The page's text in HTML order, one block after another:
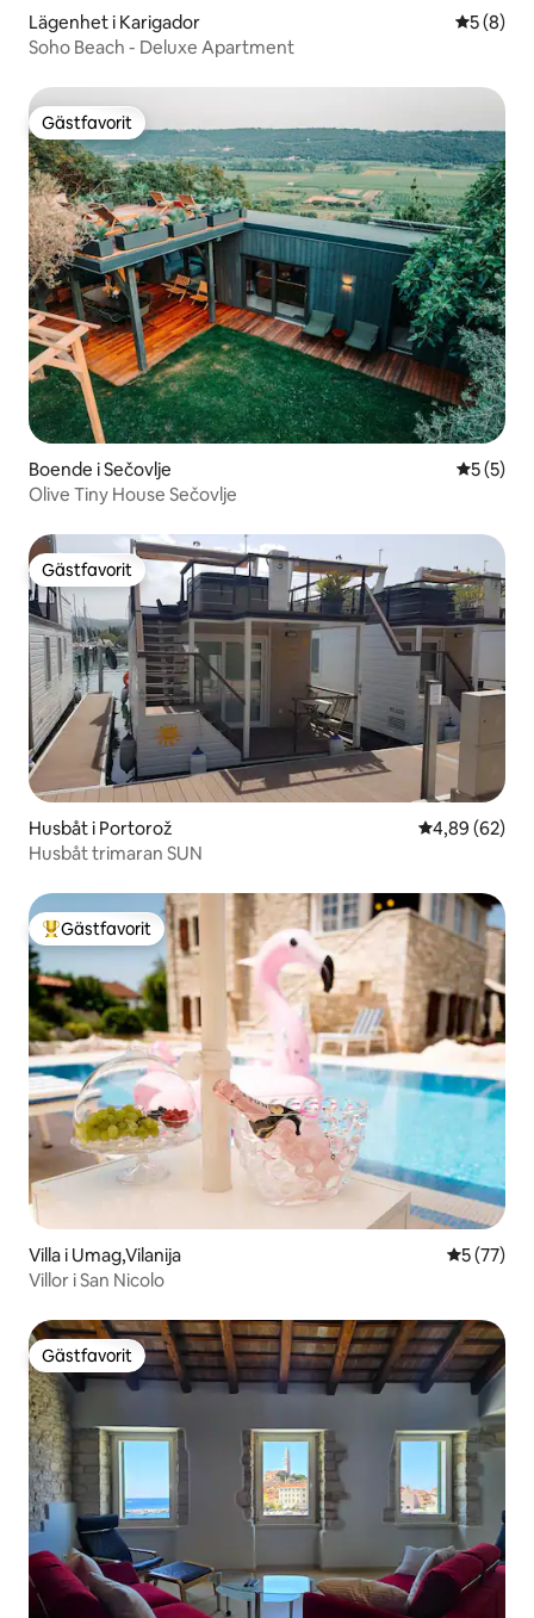
Lägenhet i Karigador 5 av 5 i
5 (8)
Soho Beach - Deluxe Apartment
Gästfavorit
Gästfavorit
Boende i Sečovlje 5 av 5 i
5 (5)
Olive Tiny House Sečovlje
Gästfavorit
Gästfavorit
Husbåt i Portorož 4,89 av 5 i
4,89 (62)
Husbåt trimaran SUN
Populär gästfavorit
Gästfavorit
Villa i Umag,Vilanija 5 av 5 i
5 (77)
Villor i San Nicolo
Gästfavorit
Gästfavorit